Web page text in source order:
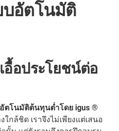
อัตโนมัติ
อื้อประโยชน์ต่อ
ตโนมัติต้นทุนต่ำโดย igus ®
กล้ชิด เราจึงไม่เพียงแต่เสนอ